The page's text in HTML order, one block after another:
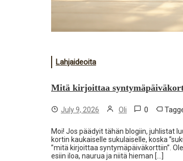
Lahjaideoita
Mitä kirjoittaa
July 9, 2026 Oli 0
Moi! Jos päädyit tähän blogiin, juhlistat
kortin kaukaiselle sukulaiselle, koska
”mitä kirjoittaa syntymäpäiväkorttiin”.
esiin iloa, naurua ja niitä hieman […]